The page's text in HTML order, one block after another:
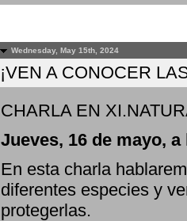
Wednesday, May 15th, 2024
¡VEN A CONOCER
CHARLA EN
Jueves, 16 de mayo,
En esta charla
diferentes especies y
protegerlas.